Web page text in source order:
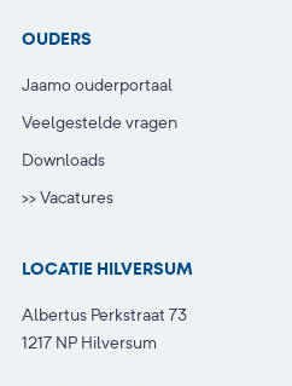
OUDERS
Jaamo ouderportaal
Veelgestelde vragen
Downloads
>> Vacatures
LOCATIE HILVERSUM
Albertus Perkstraat 73
1217 NP Hilversum